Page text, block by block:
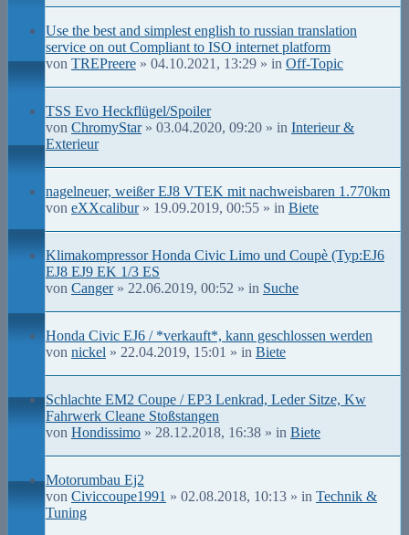
Use the best and simplest english to russian translation
service on out Compliant to ISO internet platform
von TREPreere » 04.10.2021, 13:29 » in Off-Topic
TSS Evo Heckflügel/Spoiler
von ChromyStar» 03.04.2020, 09:20 » in Interieur &
Exterieur
nagelneuer, weißer EJ8 VTEK mit nachweisbaren 1.770km
von eXXcalibur» 19.09.2019, 00:55 » in Biete
Klimakompressor Honda Civic Limo und Coupè (Typ:EJ6
EJ8 EJ9 EK 1/3 ES
von Canger» 22.06.2019, 00:52 » in Suche
Honda Civic EJ6 / *verkauft*, kann geschlossen werden
von nickel » 22.04.2019, 15:01 » in Biete
Schlachte EM2 Coupe / EP3 Lenkrad, Leder Sitze, Kw
Fahrwerk Cleane Stoßstangen
von Hondissimo » 28.12.2018, 16:38 » in Biete
Motorumbau Ej2
von Civiccoupe1991 » 02.08.2018, 10:13 » in Technik &
Tuning